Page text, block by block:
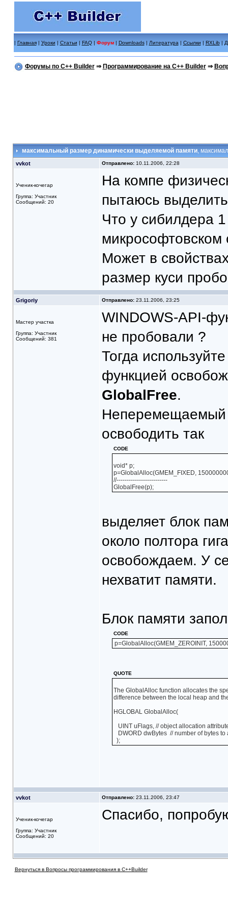
| Главная| Уроки | Статьи | FAQ| Форум | Downloads| Литература | Ссылки | RXLib |
Форумы по C++ Builder⇒ Программирование на C++ Builder⇒
максимальный размер динамически выделяемой памяти,
vvkot Отправлено:10.11.2006, 22:28
Ученик-кочегар
Группа: Участник
Сообщений: 20
На компе
пытаюсь
Что у сибилдера
микрософтовском
Может в
размер куси
Grigoriy Отправлено:23.11.2006, 23:25
Мастер участка
Группа: Участник
Сообщений: 381
WINDOWS-API-
не пробовали ?
Тогда
функцией
GlobalFree.
Неперемещаемый
освободить так
CODE
void* p;
p=GlobalAlloc(GMEM_FIXED,
//-------------------------
GlobalFree(p);
выделяет блок
около полтора
освобождаем. У
нехватит памяти.
Блок памяти
CODE
p=GlobalAlloc(GMEM_ZEROINIT,
QUOTE
The GlobalAlloc function allocates the
difference between the local heap and
HGLOBAL GlobalAlloc(
UINT uFlags, // object allocation
DWORD dwBytes // number of bytes
);
vvkot Отправлено:23.11.2006, 23:47
Ученик-кочегар
Группа: Участник
Сообщений: 20
Спасибо,
Вернуться в Вопросы программирования в C++Builder